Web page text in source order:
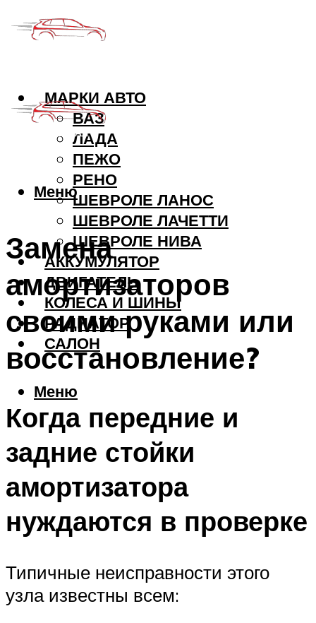
МАРКИ АВТО
ВАЗ
ЛАДА
ПЕЖО
РЕНО
ШЕВРОЛЕ ЛАНОС
ШЕВРОЛЕ ЛАЧЕТТИ
ШЕВРОЛЕ НИВА
АККУМУЛЯТОР
ДВИГАТЕЛЬ
КОЛЕСА И ШИНЫ
РАДИАТОР
САЛОН
Меню
Меню
Замена
амортизаторов
своими руками или
восстановление?
Когда передние и
задние стойки
амортизатора
нуждаются в проверке
Типичные неисправности этого
узла известны всем: